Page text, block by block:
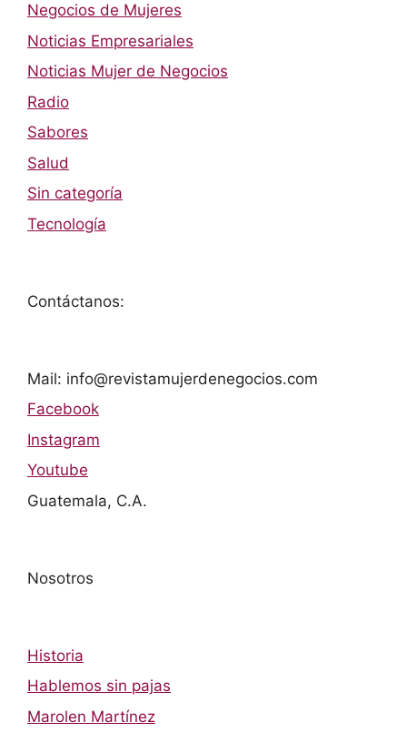
Negocios de Mujeres
Noticias Empresariales
Noticias Mujer de Negocios
Radio
Sabores
Salud
Sin categoría
Tecnología
Contáctanos:
Mail: info@revistamujerdenegocios.com
Facebook
Instagram
Youtube
Guatemala, C.A.
Nosotros
Historia
Hablemos sin pajas
Marolen Martínez